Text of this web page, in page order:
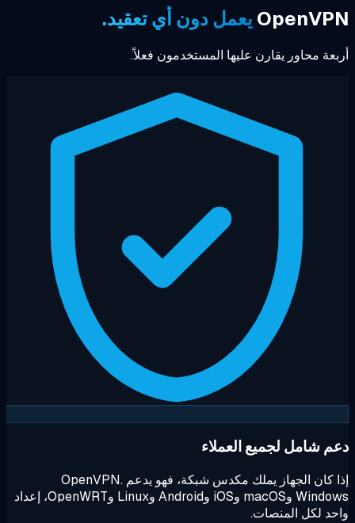
يعمل دون أي تعقيد.
محاور يقارن عليها المستخدمون فعلاً.
شامل لجميع العملاء
إذا كان الجهاز يملك مكدس شبكة، فهو يدعم OpenVPN.
Windows وmacOS وiOS وAndroid وLinux وOpenWRT، إعداد
لكل المنصات.